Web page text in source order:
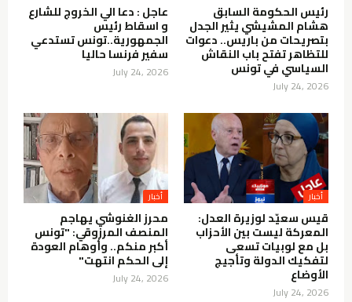
رئيس الحكومة السابق
هشام المشيشي يثير الجدل
بتصريحات من باريس.. دعوات
للتظاهر تفتح باب النقاش
السياسي في تونس
July 24, 2026
عاجل : دعا الي الخروج للشارع
و اسقاط رئيس
الجمهورية..تونس تستدعي
سفير فرنسا حاليا
July 24, 2026
أخبار
قيس سعيّد لوزيرة العدل:
المعركة ليست بين الأحزاب
بل مع لوبيات تسعى
لتفكيك الدولة وتأجيج
الأوضاع
July 24, 2026
أخبار
محرز الغنوشي يهاجم
المنصف المرزوقي: "تونس
أكبر منكم.. وأوهام العودة
إلى الحكم انتهت"
July 24, 2026